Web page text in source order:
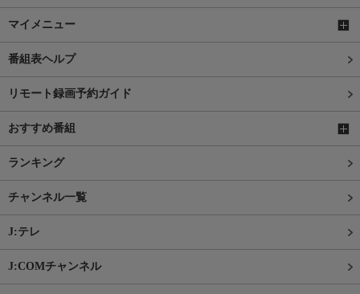
マイメニュー
番組表ヘルプ
リモート録画予約ガイド
おすすめ番組
ランキング
チャンネル一覧
J:テレ
J:COMチャンネル